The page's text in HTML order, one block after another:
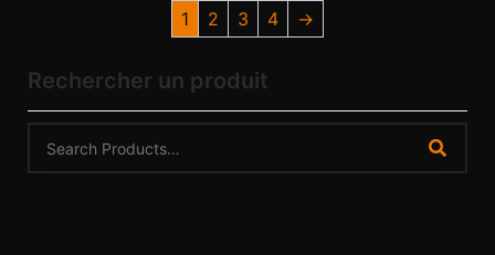
1 2 3 4 →
Rechercher un produit